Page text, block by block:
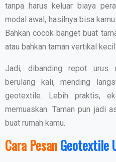
tanpa harus keluar biaya
modal awal, hasilnya bisa
Bahkan cocok banget buat
atau bahkan taman vertikal kecil.
Jadi, dibanding repot urus
berulang kali, mending
geotextile. Lebih praktis,
memuaskan. Taman pun jadi
buat rumah kamu.
Cara PesanGeotextile